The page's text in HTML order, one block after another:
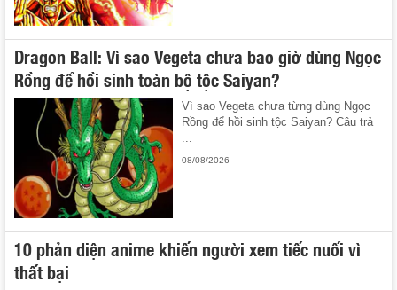
Dragon Ball: Vì sao Vegeta chưa bao giờ dùng Ngọc
Rồng để hồi sinh toàn bộ tộc Saiyan?
Vì sao Vegeta chưa từng dùng Ngọc
Rồng để hồi sinh tộc Saiyan? Câu trả
...
08/08/2026
10 phản diện anime khiến người xem tiếc nuối vì
thất bại